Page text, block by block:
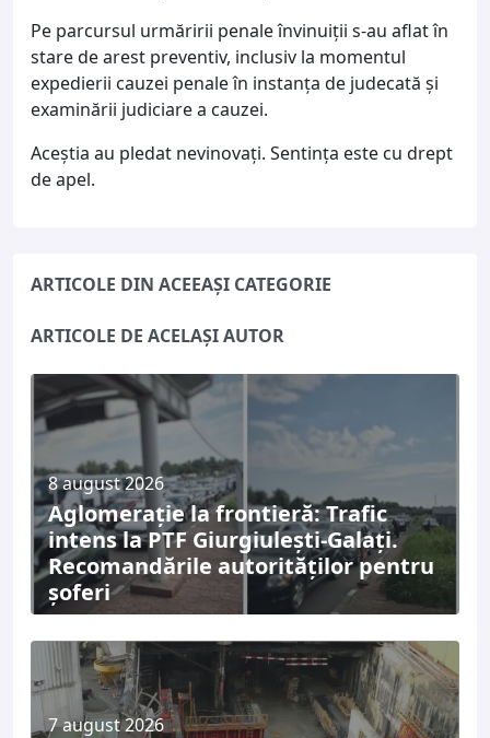
Pe parcursul urmăririi penale învinuiții s-au aflat în
stare de arest preventiv, inclusiv la momentul
expedierii cauzei penale în instanța de judecată și
examinării judiciare a cauzei.
Aceștia au pledat nevinovați. Sentința este cu drept
de apel.
ARTICOLE DIN ACEEAȘI CATEGORIE
ARTICOLE DE ACELAȘI AUTOR
8 august 2026
Aglomerație la frontieră: Trafic
intens la PTF Giurgiulești-Galați.
Recomandările autorităților pentru
șoferi
7 august 2026